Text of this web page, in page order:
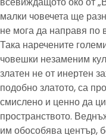
малки човечета ще
не мога да направя по
Така наречените
човешки незаменим
златен не от инертен
подобно златото, са
смислено и ценно да
пространството.
им обособява център,